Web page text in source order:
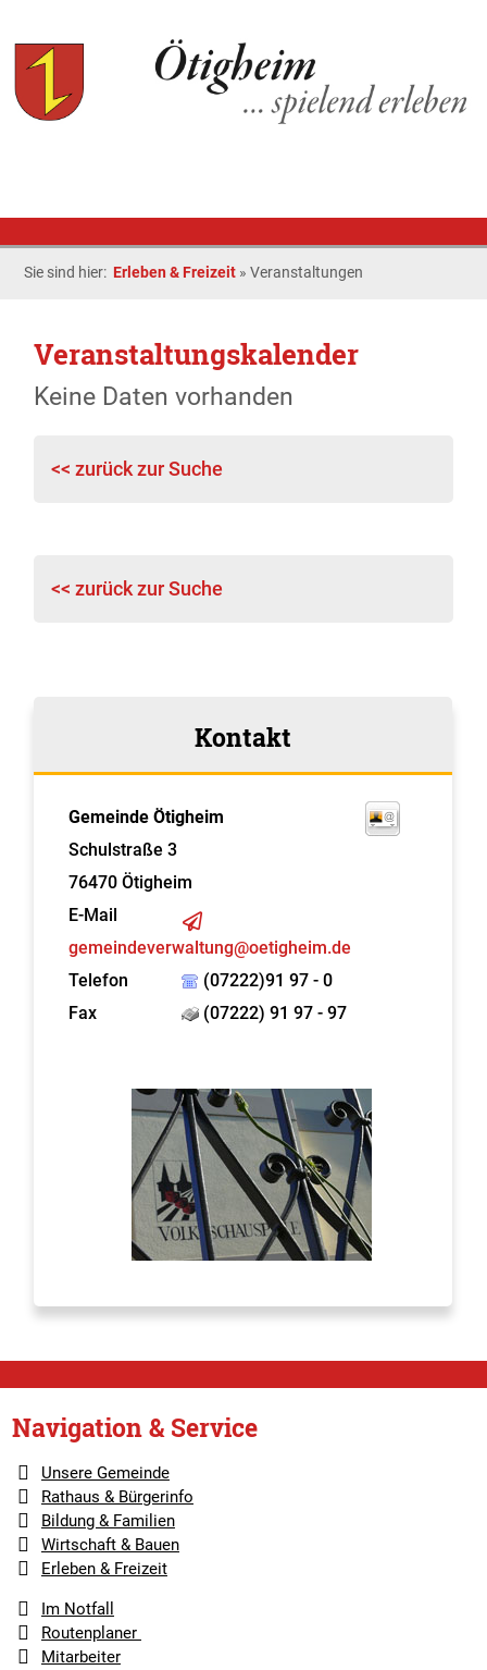
Sie sind hier: Erleben & Freizeit »Veranstaltungen
Veranstaltungskalender
Keine Daten vorhanden
<< zurück zur Suche
<< zurück zur Suche
Kontakt
Gemeinde Ötigheim
Schulstraße 3
76470 Ötigheim
E-Mail
gemeindeverwaltung@oetigheim.de
Telefon
(07222)91 97 - 0
Fax
(07222) 91 97 - 97
Navigation & Service
Unsere Gemeinde
Rathaus & Bürgerinfo
Bildung & Familien
Wirtschaft & Bauen
Erleben & Freizeit
Im Notfall
Routenplaner
Mitarbeiter